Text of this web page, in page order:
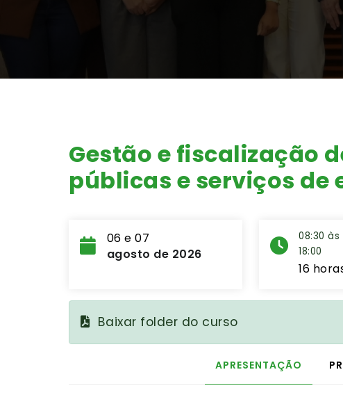
Gestão e fiscalização
públicas e serviços de
06 e 07
agosto de 2026
08:30 às
18:00
16
Baixar folder do curso
APRESENTAÇÃO